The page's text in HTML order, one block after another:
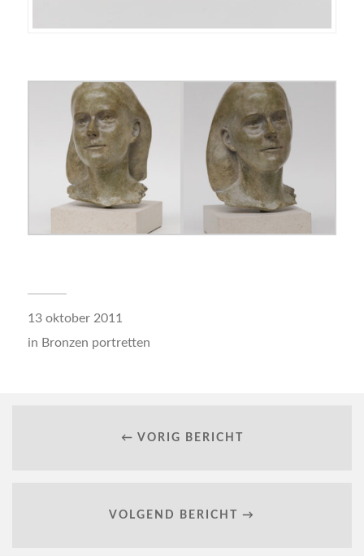
13 oktober 2011
in Bronzen portretten
← VORIG BERICHT
VOLGEND BERICHT →